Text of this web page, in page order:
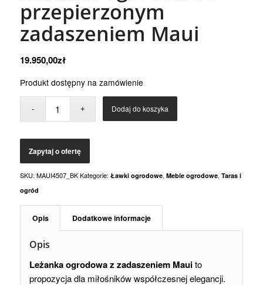
przepierzonym
zadaszeniem Maui
19.950,00zł
Produkt dostępny na zamówienie
Dodaj do koszyka
SKU: MAUI4507_BK Kategorie: Ławki ogrodowe, Meble ogrodowe, Taras i
ogród
Opis Dodatkowe informacje
Opis
Leżanka ogrodowa z zadaszeniem Mauito
propozycja dla miłośników współczesnej elegancji.